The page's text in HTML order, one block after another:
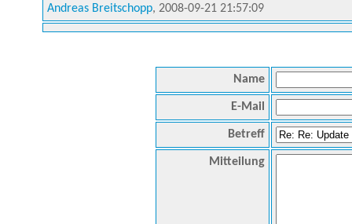
Andreas Breitschopp, 2008-09-21 21:57:09
Name
E-Mail
Betreff
Mitteilung